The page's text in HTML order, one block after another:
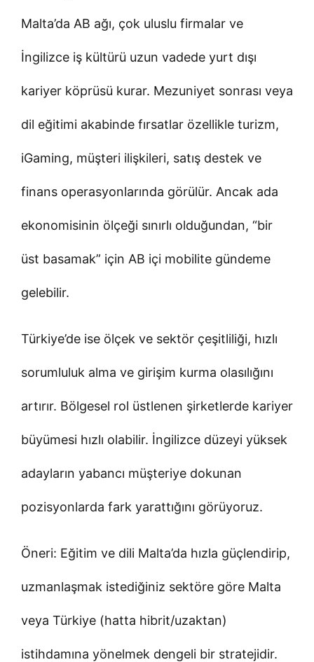
Malta’da AB ağı, çok uluslu firmalar ve
İngilizce iş kültürü uzun vadede yurt dışı
kariyer köprüsü kurar. Mezuniyet sonrası veya
dil eğitimi akabinde fırsatlar özellikle turizm,
iGaming, müşteri ilişkileri, satış destek ve
finans operasyonlarında görülür. Ancak ada
ekonomisinin ölçeği sınırlı olduğundan, “bir
üst basamak” için AB içi mobilite gündeme
gelebilir.
Türkiye’de ise ölçek ve sektör çeşitliliği, hızlı
sorumluluk alma ve girişim kurma olasılığını
artırır. Bölgesel rol üstlenen şirketlerde kariyer
büyümesi hızlı olabilir. İngilizce düzeyi yüksek
adayların yabancı müşteriye dokunan
pozisyonlarda fark yarattığını görüyoruz.
Öneri: Eğitim ve dili Malta’da hızla güçlendirip,
uzmanlaşmak istediğiniz sektöre göre Malta
veya Türkiye (hatta hibrit/uzaktan)
istihdamına yönelmek dengeli bir stratejidir.